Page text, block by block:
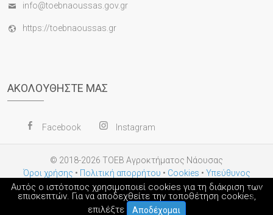
×
Αυτός ο ιστότοπος χρησιμοποιεί cookies για τη διάκριση των
επισκεπτών. Για να αποδεχθείτε την τοποθέτηση cookies,
επιλέξτε
Αποδέχομαι
info@toebnaoussas.gov.gr
https://toebnaoussas.gr
ΑΚΟΛΟΥΘΉΣΤΕ ΜΑΣ
Facebook Instagram
© 2018-2026 ΤΟΕΒ Αγροκτήματος Νάουσας
Όροι χρήσης • Πολιτική απορρήτου • Cookies • Υπεύθυνος
Προστασίας Δεδομένων